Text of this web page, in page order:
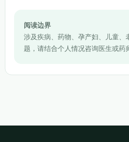
阅读边界
涉及疾病、药物、孕产妇、儿童、
题，请结合个人情况咨询医生或药